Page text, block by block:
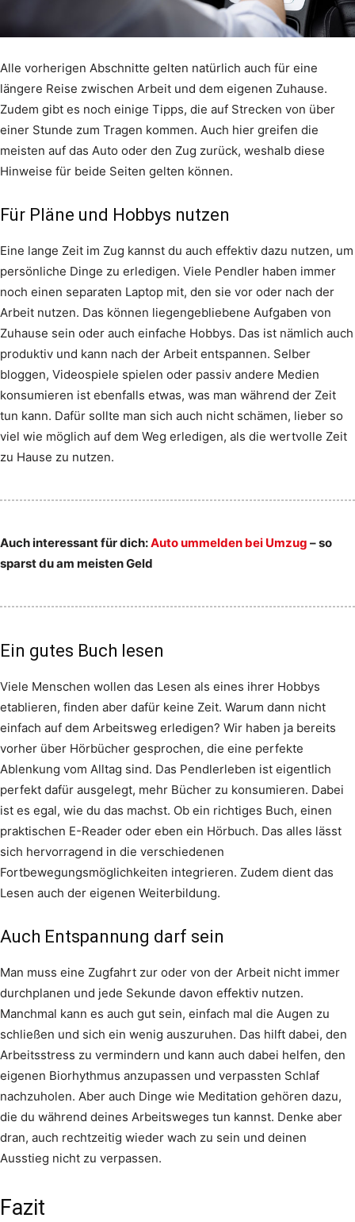
Alle vorherigen Abschnitte gelten natürlich auch für eine
längere Reise zwischen Arbeit und dem eigenen Zuhause.
Zudem gibt es noch einige Tipps, die auf Strecken von über
einer Stunde zum Tragen kommen. Auch hier greifen die
meisten auf das Auto oder den Zug zurück, weshalb diese
Hinweise für beide Seiten gelten können.
Für Pläne und Hobbys nutzen
Eine lange Zeit im Zug kannst du auch effektiv dazu nutzen, um
persönliche Dinge zu erledigen. Viele Pendler haben immer
noch einen separaten Laptop mit, den sie vor oder nach der
Arbeit nutzen. Das können liegengebliebene Aufgaben von
Zuhause sein oder auch einfache Hobbys. Das ist nämlich auch
produktiv und kann nach der Arbeit entspannen. Selber
bloggen, Videospiele spielen oder passiv andere Medien
konsumieren ist ebenfalls etwas, was man während der Zeit
tun kann. Dafür sollte man sich auch nicht schämen, lieber so
viel wie möglich auf dem Weg erledigen, als die wertvolle Zeit
zu Hause zu nutzen.
Auch interessant für dich:Auto ummelden bei Umzug – so
sparst du am meisten Geld
Ein gutes Buch lesen
Viele Menschen wollen das Lesen als eines ihrer Hobbys
etablieren, finden aber dafür keine Zeit. Warum dann nicht
einfach auf dem Arbeitsweg erledigen? Wir haben ja bereits
vorher über Hörbücher gesprochen, die eine perfekte
Ablenkung vom Alltag sind. Das Pendlerleben ist eigentlich
perfekt dafür ausgelegt, mehr Bücher zu konsumieren. Dabei
ist es egal, wie du das machst. Ob ein richtiges Buch, einen
praktischen E-Reader oder eben ein Hörbuch. Das alles lässt
sich hervorragend in die verschiedenen
Fortbewegungsmöglichkeiten integrieren. Zudem dient das
Lesen auch der eigenen Weiterbildung.
Auch Entspannung darf sein
Man muss eine Zugfahrt zur oder von der Arbeit nicht immer
durchplanen und jede Sekunde davon effektiv nutzen.
Manchmal kann es auch gut sein, einfach mal die Augen zu
schließen und sich ein wenig auszuruhen. Das hilft dabei, den
Arbeitsstress zu vermindern und kann auch dabei helfen, den
eigenen Biorhythmus anzupassen und verpassten Schlaf
nachzuholen. Aber auch Dinge wie Meditation gehören dazu,
die du während deines Arbeitsweges tun kannst. Denke aber
dran, auch rechtzeitig wieder wach zu sein und deinen
Ausstieg nicht zu verpassen.
Fazit